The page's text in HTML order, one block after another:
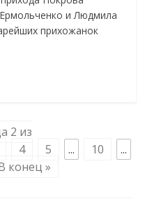
и Людмила
прихожанок
2 из
4 5 ... 10
...
конец »